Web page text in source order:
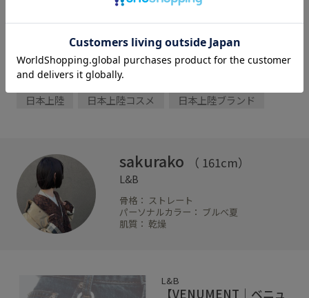
Life&Beauty by JUN ONLINE
VENUMENT
ベニュメント
韓国コスメ
日本上陸
日本上陸コスメ 日本上陸ブランド
sakurako （ 161cm）
L&B
骨格： ストレート
パーソナルカラー： ブルべ夏
肌質： 乾燥
L&B
【VENUMENT｜ベニュ